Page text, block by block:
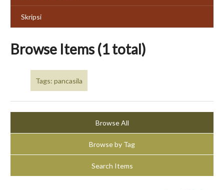
Skripsi
Browse Items (1 total)
Tags: pancasila
Browse All
Browse by Tag
Search Items